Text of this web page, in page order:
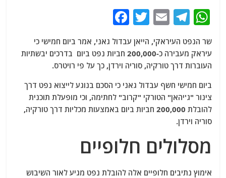
W
at
s
A
p
p
T
e
g
ra
m
E
ai
l
T
itt
er
a
c
e
b
o
o
שר הנפט העיראקי, הייאן עבדול גאני, אמר ביום חמישי כי
עיראק מעבירה כ-200,000 חביות נפט ביום בדרכים יבשתיות
העוברות דרך טורקיה, סוריה וירדן, כך על פי רויטרס.
ביום חמישי חשף עבדול גאני כי הסכם בנוגע לייצוא נפט דרך
צינור "ג'יהאן" הטורקי "קרוב" לחתימה, וכי מופעלת תוכנית
להובלת 200,000 חביות ביום באמצעות מכליות דרך טורקיה,
סוריה וירדן.
מסלולים חלופיים
אימוץ נתיבים חלופיים אלה להובלת נפט מגיע לאור השיבוש